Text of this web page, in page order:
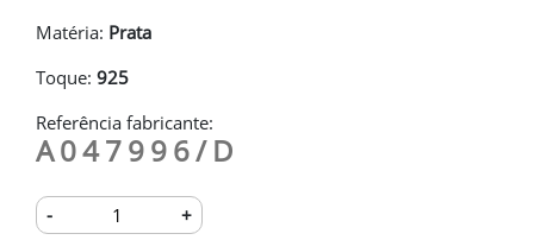
Matéria: Prata
Toque: 925
Referência fabricante:
A047996/D
- +